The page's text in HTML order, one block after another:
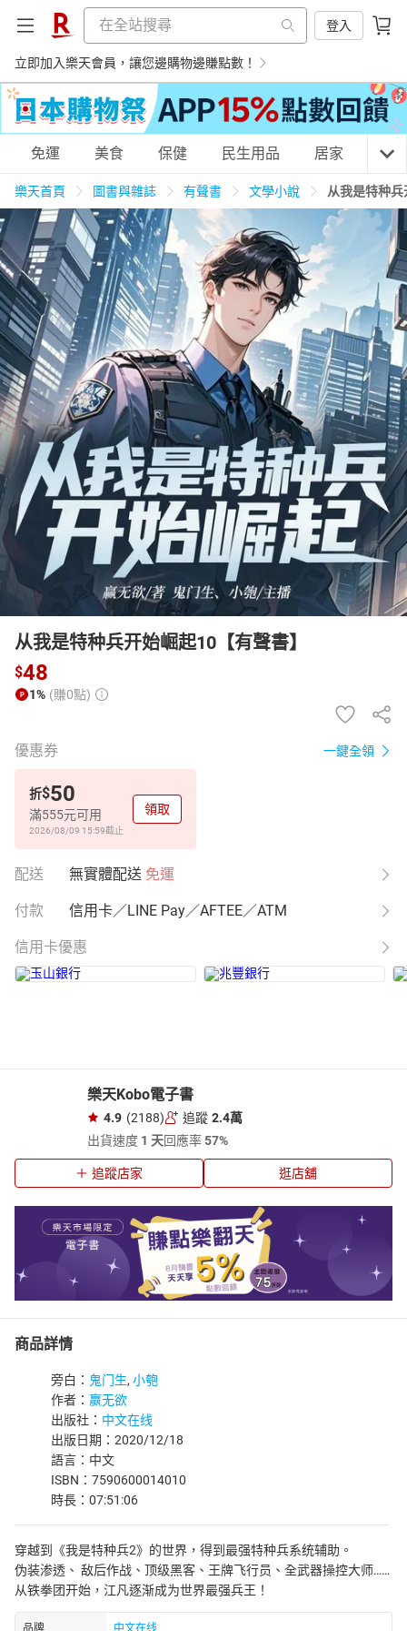
登入
立即加入樂天會員，讓您邊購物邊賺點數！
購物網分類
天天免運 美食蛋糕 養生保健 民生用品
居家生活 3C家電 運動休閒 親子玩具
女裝 男裝 化妝保養 情趣用品
日本購物 電子/紙本書
HOT
免運 美食 保健 民生用品 居家 3C
樂天首頁 圖書與雜誌 有聲書 文學小說 从我是特种
从我是特种兵开始崛起10【有聲書】
$48
1% (賺0點)
優惠券 一鍵全領
折$50
滿555元可用
2026/08/09 15:59截止
領取
配送 無實體配送 免運
付款 信用卡／LINE Pay／AFTEE／ATM
信用卡優惠
樂天Kobo電子書
4.9 (2188) 追蹤 2.4萬
出貨速度 1 天回應率57%
追蹤店家 逛店舖
商品詳情
旁白： 鬼门生, 小匏
作者： 赢无欲
出版社： 中文在线
出版日期：2020/12/18
語言：中文
ISBN：7590600014010
時長：07:51:06
穿越到《我是特种兵2》的世界，得到最强特种兵系统辅助。
伪装渗透、 敌后作战、顶级黑客、王牌飞行员、全武器操控大师……
从铁拳团开始，江凡逐渐成为世界最强兵王！
品牌 中文在线